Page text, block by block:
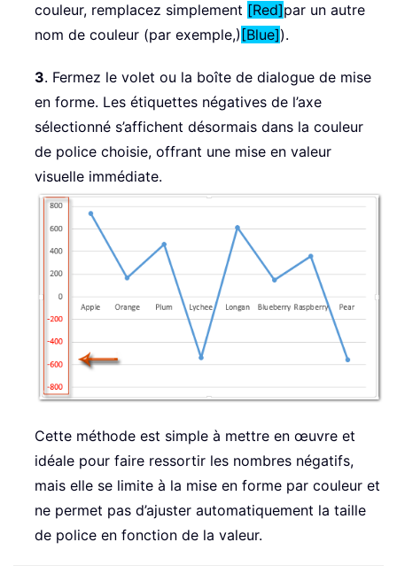
couleur, remplacez simplement [Red]par un autre
nom de couleur (par exemple,) [Blue]).
3. Fermez le volet ou la boîte de dialogue de mise
en forme. Les étiquettes négatives de l’axe
sélectionné s’affichent désormais dans la couleur
de police choisie, offrant une mise en valeur
visuelle immédiate.
Cette méthode est simple à mettre en œuvre et
idéale pour faire ressortir les nombres négatifs,
mais elle se limite à la mise en forme par couleur et
ne permet pas d’ajuster automatiquement la taille
de police en fonction de la valeur.